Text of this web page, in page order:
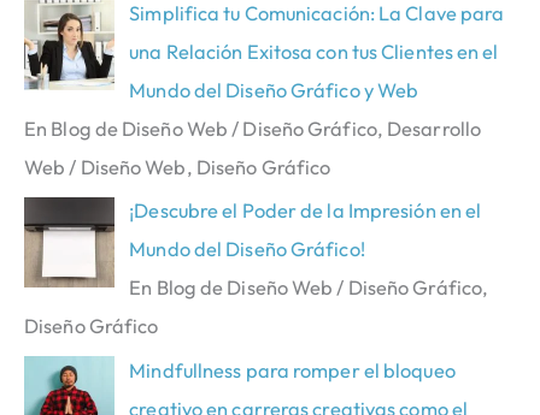
Simplifica tu Comunicación: La Clave para
una Relación Exitosa con tus Clientes en el
Mundo del Diseño Gráfico y Web
En Blog de Diseño Web / Diseño Gráfico, Desarrollo
Web / Diseño Web, Diseño Gráfico
¡Descubre el Poder de la Impresión en el
Mundo del Diseño Gráfico!
En Blog de Diseño Web / Diseño Gráfico,
Diseño Gráfico
Mindfullness para romper el bloqueo
creativo en carreras creativas como el